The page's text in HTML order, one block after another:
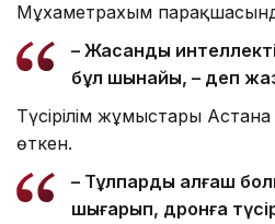
Мұхаметрахым
– Жасанды
бұл шынайы, – деп
Түсірілім жұмыстары
өткен.
– Тұлпарды алғаш
шығарып, дронға